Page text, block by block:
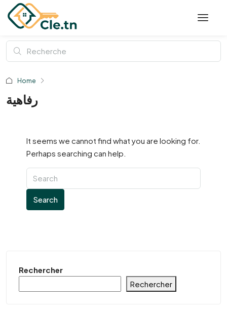
Home
رفاهية
It seems we cannot find what you are looking for.
Perhaps searching can help.
Search
Rechercher
Rechercher